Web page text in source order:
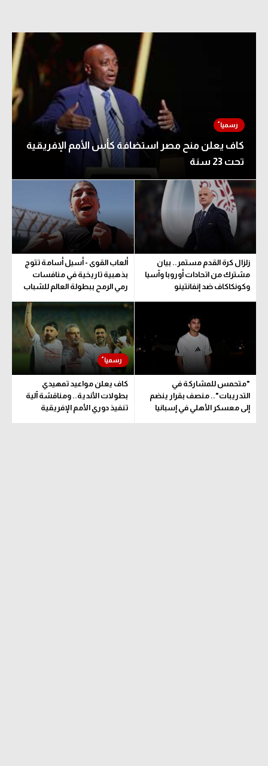
كاف يعلن منح مصر استضافة كأس الأمم الإفريقية
تحت 23 سنة
زلزال كرة القدم مستمر.. بيان
مشترك من اتحادات أوروبا وآسيا
وكونكاكاف ضد إنفانتينو
ألعاب القوى - أسيل أسامة تتوج
بذهبية تاريخية في منافسات
رمي الرمح ببطولة العالم للشباب
"متحمس للمشاركة في
التدريبات".. منصف بقرار ينضم
إلى معسكر الأهلي في إسبانيا
كاف يعلن مواعيد تمهيدي
بطولات الأندية.. ومناقشة آلية
تنفيذ دوري الأمم الإفريقية